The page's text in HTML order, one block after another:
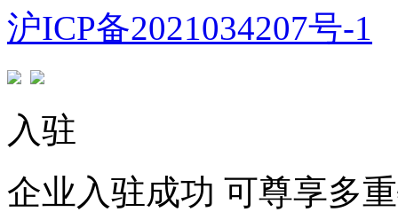
沪ICP备2021034207号-1
入驻
企业入驻成功 可尊享多